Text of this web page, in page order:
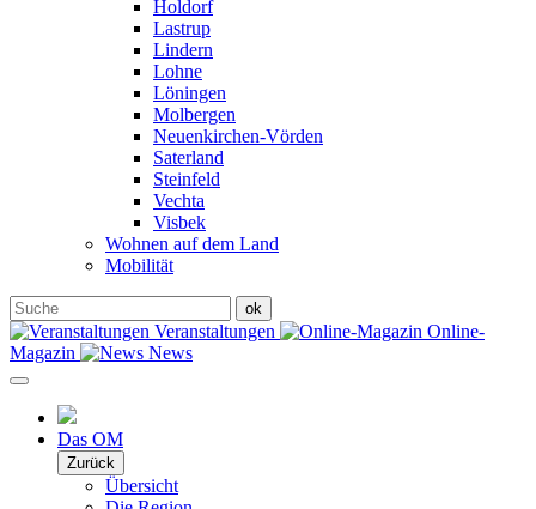
Holdorf
Lastrup
Lindern
Lohne
Löningen
Molbergen
Neuenkirchen-Vörden
Saterland
Steinfeld
Vechta
Visbek
Wohnen auf dem Land
Mobilität
Veranstaltungen
Online-
Magazin
News
Das OM
Zurück
Übersicht